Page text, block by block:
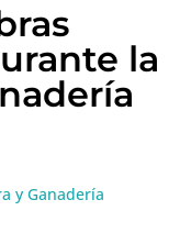
la
y Ganadería